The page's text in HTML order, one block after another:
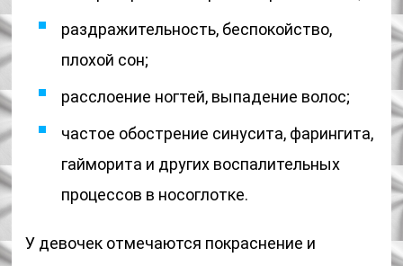
раздражительность, беспокойство,
плохой сон;
расслоение ногтей, выпадение волос;
частое обострение синусита, фарингита,
гайморита и других воспалительных
процессов в носоглотке.
У девочек отмечаются покраснение и